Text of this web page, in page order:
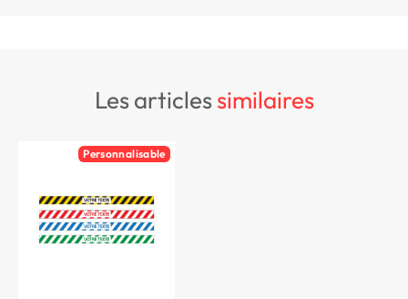
les articlessimilaires
Personnalisable